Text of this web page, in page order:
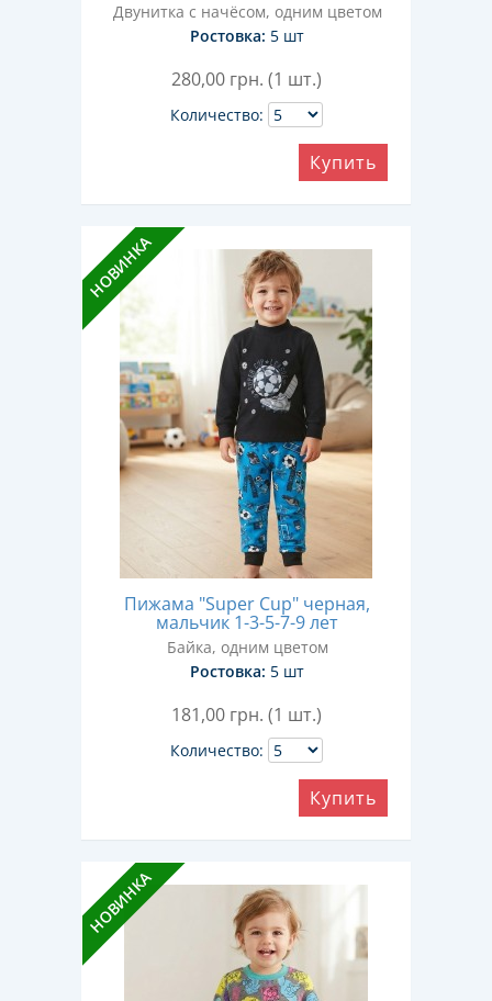
Двунитка с начёсом, одним цветом
Ростовка: 5 шт
280,00 грн. (1 шт.)
Количество:
Купить
НОВИНКА
Пижама "Super Cup" черная,
мальчик 1-3-5-7-9 лет
Байка, одним цветом
Ростовка: 5 шт
181,00 грн. (1 шт.)
Количество:
Купить
НОВИНКА